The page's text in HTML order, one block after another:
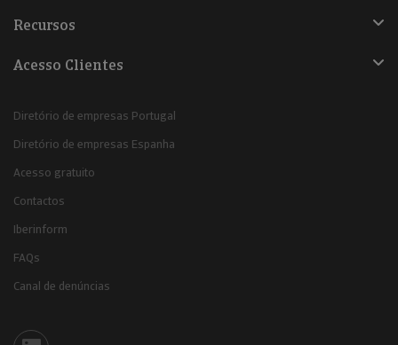
Recursos
Acesso Clientes
Diretório de empresas Portugal
Diretório de empresas Espanha
Acesso gratuito
Contactos
Iberinform
FAQs
Canal de denúncias